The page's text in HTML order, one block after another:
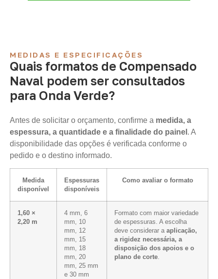
MEDIDAS E ESPECIFICAÇÕES
Quais formatos de Compensado
Naval podem ser consultados
para Onda Verde?
Antes de solicitar o orçamento, confirme a medida, a
espessura, a quantidade e a finalidade do painel . A
disponibilidade das opções é verificada conforme o
pedido e o destino informado.
Medida
disponível
Espessuras
disponíveis
Como avaliar o formato
1,60 ×
2,20 m
4 mm, 6
mm, 10
mm, 12
mm, 15
mm, 18
mm, 20
mm, 25 mm
e 30 mm
Formato com maior variedade
de espessuras. A escolha
deve considerar a aplicação,
a rigidez necessária, a
disposição dos apoios e o
plano de corte.